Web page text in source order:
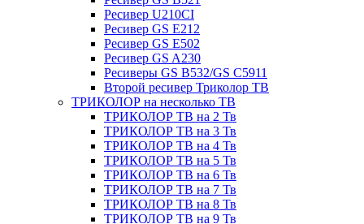
Ресивер U210CI
Ресивер GS E212
Ресивер GS E502
Ресивер GS A230
Ресиверы GS B532/GS C5911
Второй ресивер Триколор ТВ
ТРИКОЛОР на несколько ТВ
ТРИКОЛОР ТВ на 2 Тв
ТРИКОЛОР ТВ на 3 Тв
ТРИКОЛОР ТВ на 4 Тв
ТРИКОЛОР ТВ на 5 Тв
ТРИКОЛОР ТВ на 6 Тв
ТРИКОЛОР ТВ на 7 Тв
ТРИКОЛОР ТВ на 8 Тв
ТРИКОЛОР ТВ на 9 Тв